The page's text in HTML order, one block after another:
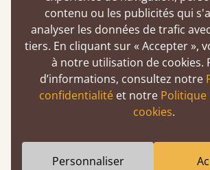
Ma livraison est incomplète
des vis ou des boulons. Que
S’il vous manque des vis ou
contactez le service client et nous
exactement la quincaillerie
installation plus rapide, il se peut
manquantes — nous vous en
contenu ou les publicités qui
analyser les données de trafic
tiers. En cliquant sur « Accepter »,
à notre utilisation de cookies.
d’informations, consultez notre
confidentialitéet notre Politique
cookies.
Personnaliser